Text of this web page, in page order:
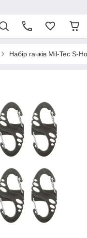
Набір гачків Mil-Tec S-